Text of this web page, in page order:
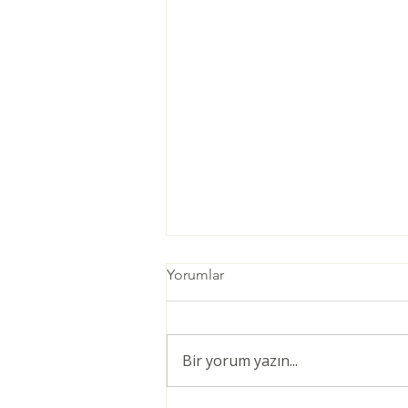
Yorumlar
Bir yorum yazın...